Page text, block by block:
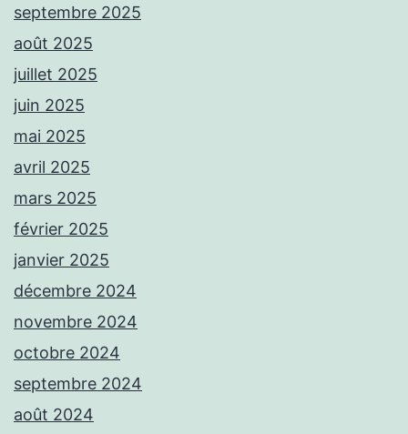
septembre 2025
août 2025
juillet 2025
juin 2025
mai 2025
avril 2025
mars 2025
février 2025
janvier 2025
décembre 2024
novembre 2024
octobre 2024
septembre 2024
août 2024